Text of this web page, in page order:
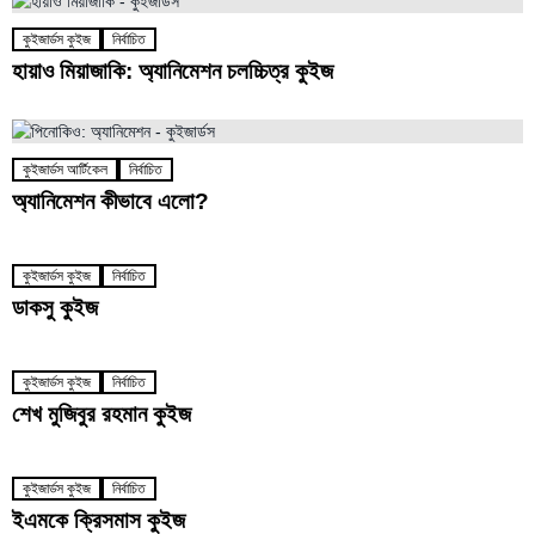
কুইজার্ডস কুইজ নির্বাচিত
হায়াও মিয়াজাকি: অ্যানিমেশন চলচ্চিত্র কুইজ
কুইজার্ডস আর্টিকেল নির্বাচিত
অ্যানিমেশন কীভাবে এলো?
কুইজার্ডস কুইজ নির্বাচিত
ডাকসু কুইজ
কুইজার্ডস কুইজ নির্বাচিত
শেখ মুজিবুর রহমান কুইজ
কুইজার্ডস কুইজ নির্বাচিত
ইএমকে ক্রিসমাস কুইজ